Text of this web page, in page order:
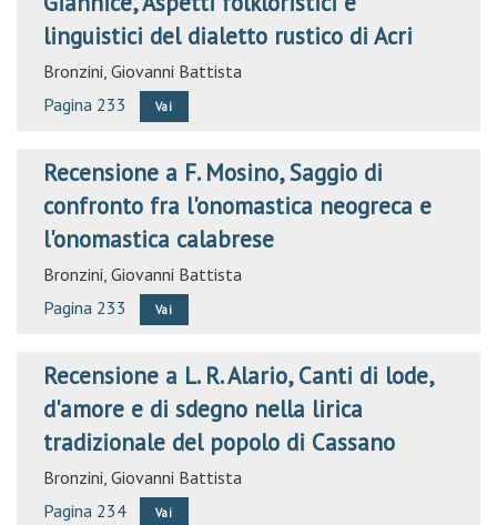
linguistici del dialetto rustico di Acri
Bronzini, Giovanni Battista
Pagina 233
Vai
Recensione a F. Mosino, Saggio di
confronto fra l'onomastica neogreca e
l'onomastica calabrese
Bronzini, Giovanni Battista
Pagina 233
Vai
Recensione a L. R. Alario, Canti di lode,
d'amore e di sdegno nella lirica
tradizionale del popolo di Cassano
Bronzini, Giovanni Battista
Pagina 234
Vai